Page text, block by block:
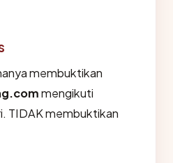
membuktikan
mengikuti
TIDAK membuktikan